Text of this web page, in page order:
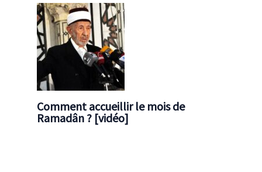
Comment accueillir le mois de
Ramadân ? [vidéo]